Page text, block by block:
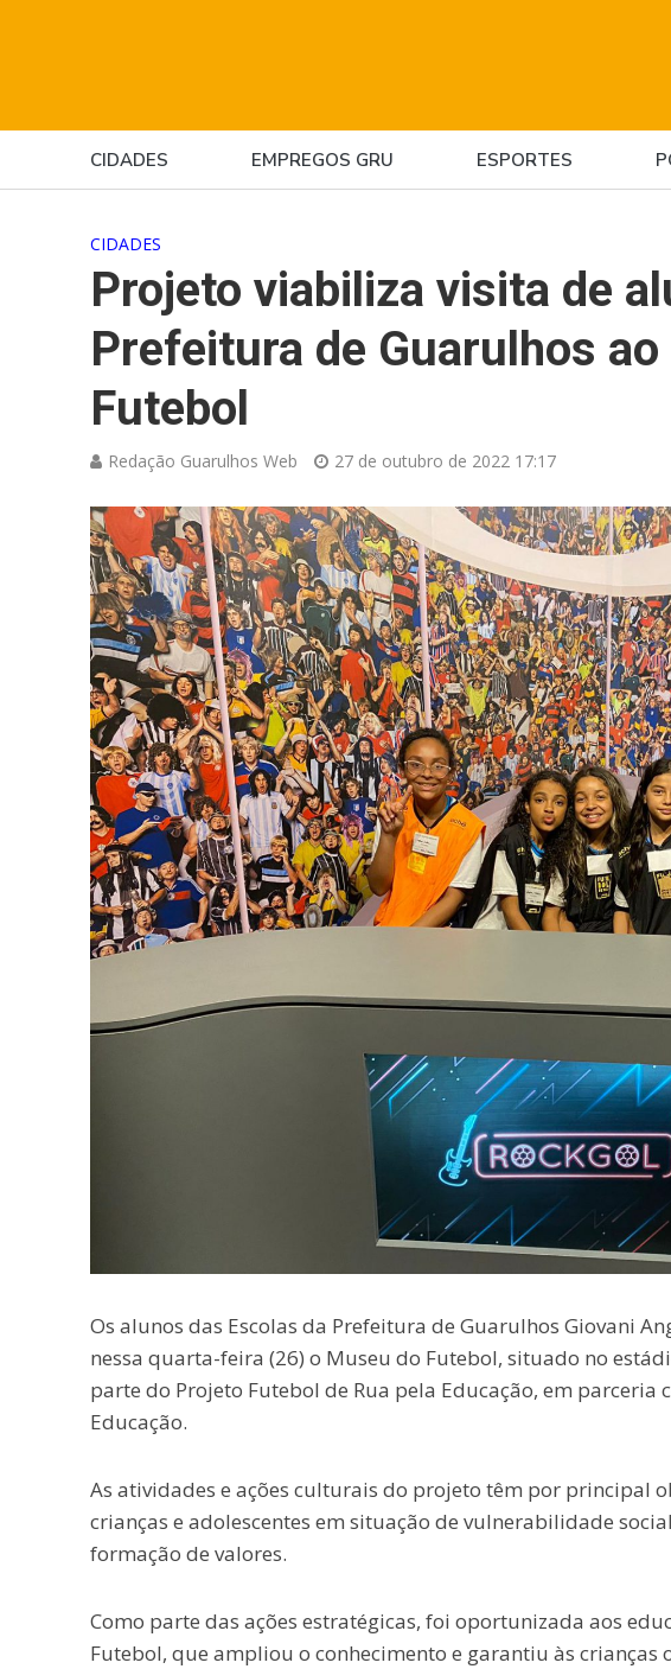
CIDADES EMPREGOS GRU ESPORTES
CIDADES
Projeto viabiliza visita de
Prefeitura de Guarulhos
Futebol
Redação Guarulhos Web 27 de outubro de 2022 17:17
Os alunos das Escolas da Prefeitura de Guarulhos Giovani
nessa quarta-feira (26) o Museu do Futebol, situado no
parte do Projeto Futebol de Rua pela Educação, em
Educação.
As atividades e ações culturais do projeto têm por principal
crianças e adolescentes em situação de vulnerabilidade
formação de valores.
Como parte das ações estratégicas, foi oportunizada aos
Futebol, que ampliou o conhecimento e garantiu às crianças